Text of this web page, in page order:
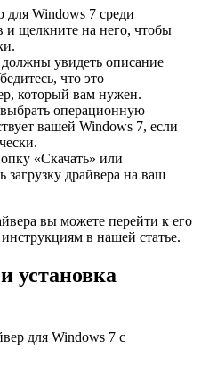
Windows 7 среди
и щелкните на него, чтобы
увидеть описание
что это
который вам нужен.
операционную
вашей Windows 7, если
«Скачать» или
загрузку драйвера на ваш
вы можете перейти к его
в нашей статье.
установка
для Windows 7 с